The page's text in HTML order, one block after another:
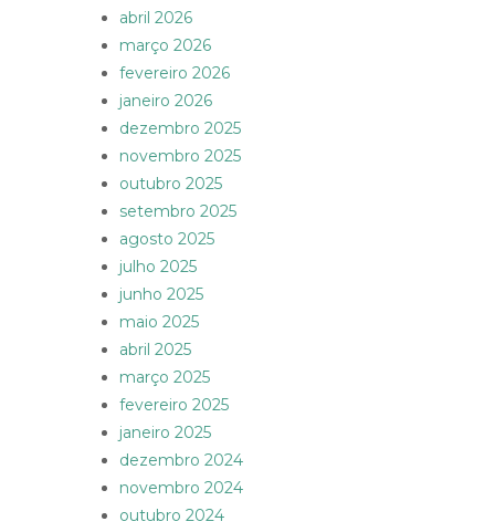
abril 2026
março 2026
fevereiro 2026
janeiro 2026
dezembro 2025
novembro 2025
outubro 2025
setembro 2025
agosto 2025
julho 2025
junho 2025
maio 2025
abril 2025
março 2025
fevereiro 2025
janeiro 2025
dezembro 2024
novembro 2024
outubro 2024